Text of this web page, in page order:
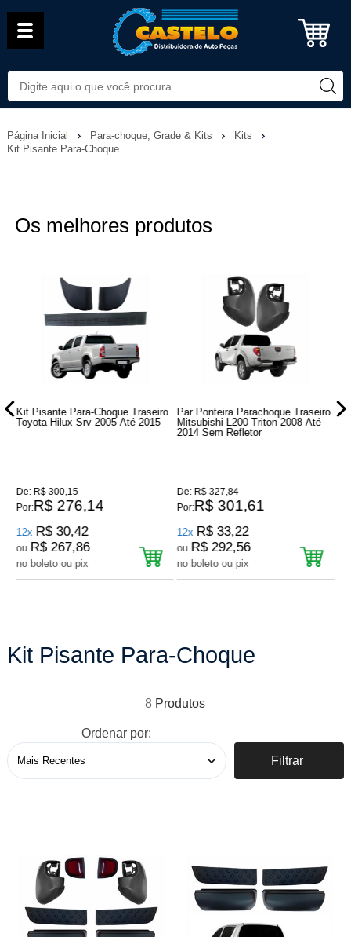
Página Inicial Para-choque, Grade & Kits
Kits
Kit Pisante Para-Choque
Os melhores produtos
Kit Pisante Para-Choque Traseiro
Toyota Hilux Srv 2005 Até 2015
De:R$ 300,15
Por:R$ 276,14
12x R$ 30,42
ou R$ 267,86
no boleto ou pix
Par Ponteira Parachoque Traseiro
Mitsubishi L200 Triton 2008 Até
2014 Sem Refletor
De:R$ 327,84
Por:R$ 301,61
12x R$ 33,22
ou R$ 292,56
no boleto ou pix
Kit Pisante Para-Choque
8
Ordenar por:
Filtrar